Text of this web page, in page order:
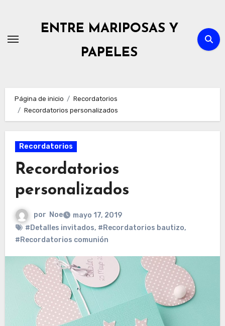
contenido
ENTRE MARIPOSAS Y
PAPELES
Página de inicio
Recordatorios
Recordatorios personalizados
Recordatorios
Recordatorios
personalizados
por Noe
mayo 17, 2019
#Detalles invitados, #Recordatorios bautizo,
#Recordatorios comunión